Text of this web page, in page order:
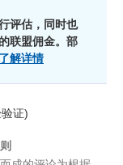
评估，同时也
联盟佣金。部
了解详情
证)
则